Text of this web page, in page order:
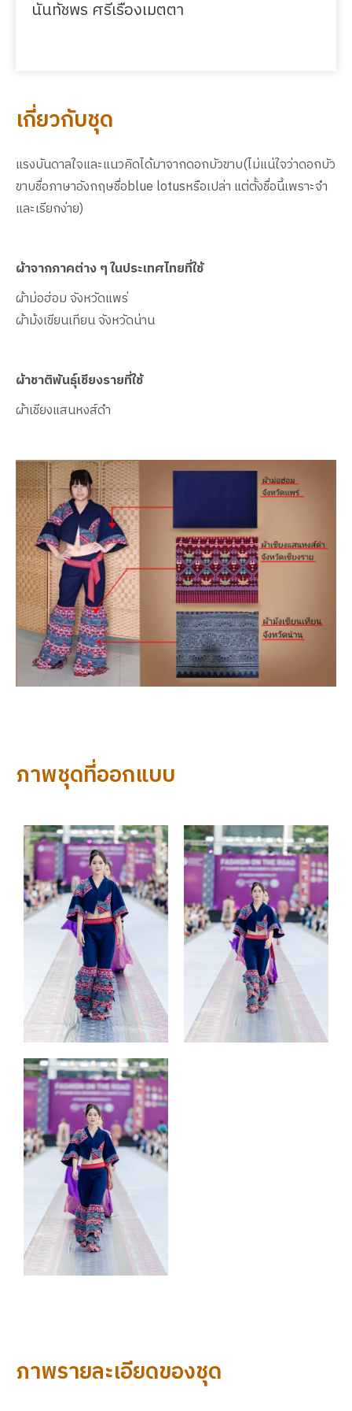
นันทัชพร ศรีเรืองเมตตา
เกี่ยวกับชุด
แรงบันดาลใจและแนวคิดได้มาจากดอกบัวขาบ(ไม่แน่ใจว่าดอกบัว
ขาบชื่อภาษาอังกฤษชื่อblue lotusหรือเปล่า แต่ตั้งชื่อนี้เพราะจำ
และเรียกง่าย)
ผ้าจากภาคต่าง ๆ ในประเทศไทยที่ใช้
ผ้าม่อฮ่อม จังหวัดแพร่
ผ้าม้งเขียนเทียน จังหวัดน่าน
ผ้าชาติพันธุ์เชียงรายที่ใช้
ผ้าเชียงแสนหงส์ดำ
ภาพชุดที่ออกแบบ
ภาพรายละเอียดของชุด